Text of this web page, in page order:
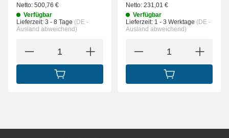
Netto: 500,76 €
Verfügbar
Lieferzeit: 3 - 8 Tage (DE -
Ausland abweichend)
IN DEN WARENKORB
Netto: 231,01 €
Verfügbar
Lieferzeit: 1 - 3 Werktage (DE -
Ausland abweichend)
IN DEN